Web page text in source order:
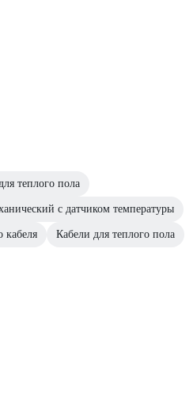
теплого пола
с датчиком температуры
кабеля Кабели для теплого пола